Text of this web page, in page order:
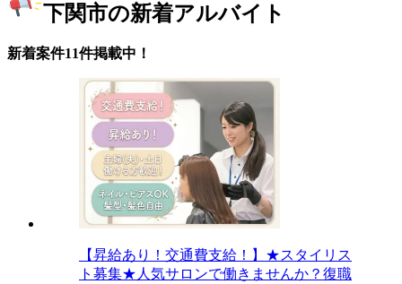
下関市の新着アルバイト
新着案件11件掲載中！
【昇給あり！交通費支給！】★スタイリス
ト募集★人気サロンで働きませんか？復職